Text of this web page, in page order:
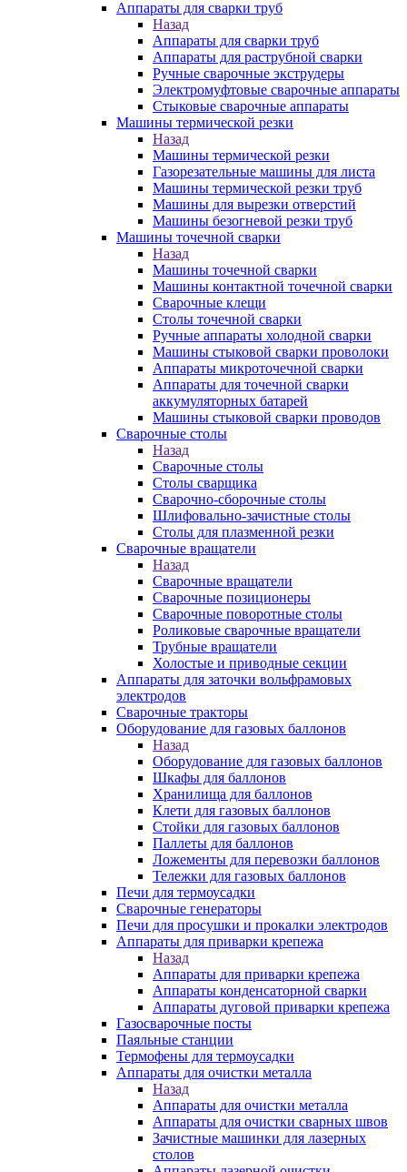
Аппараты для сварки труб
Назад
Аппараты для сварки труб
Аппараты для раструбной сварки
Ручные сварочные экструдеры
Электромуфтовые сварочные аппараты
Стыковые сварочные аппараты
Машины термической резки
Назад
Машины термической резки
Газорезательные машины для листа
Машины термической резки труб
Машины для вырезки отверстий
Машины безогневой резки труб
Машины точечной сварки
Назад
Машины точечной сварки
Машины контактной точечной сварки
Сварочные клещи
Столы точечной сварки
Ручные аппараты холодной сварки
Машины стыковой сварки проволоки
Аппараты микроточечной сварки
Аппараты для точечной сварки
аккумуляторных батарей
Машины стыковой сварки проводов
Сварочные столы
Назад
Сварочные столы
Столы сварщика
Сварочно-сборочные столы
Шлифовально-зачистные столы
Столы для плазменной резки
Сварочные вращатели
Назад
Сварочные вращатели
Сварочные позиционеры
Сварочные поворотные столы
Роликовые сварочные вращатели
Трубные вращатели
Холостые и приводные секции
Аппараты для заточки вольфрамовых
электродов
Сварочные тракторы
Оборудование для газовых баллонов
Назад
Оборудование для газовых баллонов
Шкафы для баллонов
Хранилища для баллонов
Клети для газовых баллонов
Стойки для газовых баллонов
Паллеты для баллонов
Ложементы для перевозки баллонов
Тележки для газовых баллонов
Печи для термоусадки
Сварочные генераторы
Печи для просушки и прокалки электродов
Аппараты для приварки крепежа
Назад
Аппараты для приварки крепежа
Аппараты конденсаторной сварки
Аппараты дуговой приварки крепежа
Газосварочные посты
Паяльные станции
Термофены для термоусадки
Аппараты для очистки металла
Назад
Аппараты для очистки металла
Аппараты для очистки сварных швов
Зачистные машинки для лазерных
столов